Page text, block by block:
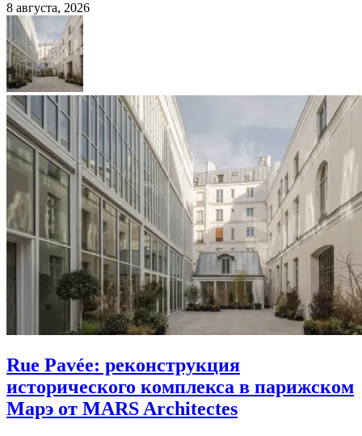
8 августа, 2026
Rue Pavée: реконструкция
исторического комплекса в парижском
Марэ от MARS Architectes